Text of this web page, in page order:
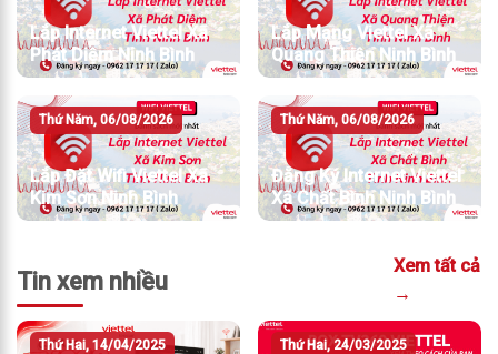
Lắp Internet Viettel Xã
Phát Diệm Ninh Bình
Lắp Mạng Viettel Xã
Quang Thiện Ninh Bình
Thứ Năm, 06/08/2026
Lắp Đặt Wifi Viettel Xã
Kim Sơn Ninh Bình
Thứ Năm, 06/08/2026
Đăng Ký Internet Viettel
Xã Chất Bình Ninh Bình
Tin xem nhiều
Xem tất cả
→
Thứ Hai, 14/04/2025 Thứ Hai, 24/03/2025